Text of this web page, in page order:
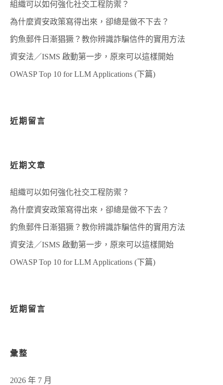
組織可以如何強化社交工程防禦？
為什麼資安政策寫得出來，卻總是做不下去？
釣魚郵件日漸猖獗？教你辨識詐騙信件的實用方法
資安法／ISMS 啟動第一步，原來可以這樣開始
OWASP Top 10 for LLM Applications (下篇)
近期留言
近期文章
組織可以如何強化社交工程防禦？
為什麼資安政策寫得出來，卻總是做不下去？
釣魚郵件日漸猖獗？教你辨識詐騙信件的實用方法
資安法／ISMS 啟動第一步，原來可以這樣開始
OWASP Top 10 for LLM Applications (下篇)
近期留言
彙整
2026 年 7 月